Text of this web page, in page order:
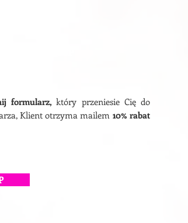
formularz,który przeniesie Cię do
Klient otrzyma mailem 10% rabat